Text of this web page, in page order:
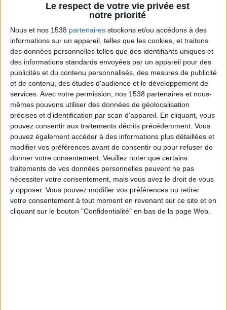
Le respect de votre vie privée est
notre priorité
Nous et nos 1538 partenaires stockons et/ou accédons à des
informations sur un appareil, telles que les cookies, et traitons
des données personnelles telles que des identifiants uniques et
des informations standards envoyées par un appareil pour des
publicités et du contenu personnalisés, des mesures de publicité
et de contenu, des études d'audience et le développement de
services. Avec votre permission, nos 1538 partenaires et nous-
mêmes pouvons utiliser des données de géolocalisation
précises et d’identification par scan d'appareil. En cliquant, vous
pouvez consentir aux traitements décrits précédemment. Vous
pouvez également accéder à des informations plus détaillées et
modifier vos préférences avant de consentir ou pour refuser de
donner votre consentement. Veuillez noter que certains
traitements de vos données personnelles peuvent ne pas
nécessiter votre consentement, mais vous avez le droit de vous
y opposer. Vous pouvez modifier vos préférences ou retirer
votre consentement à tout moment en revenant sur ce site et en
cliquant sur le bouton "Confidentialité" en bas de la page Web.
Savane, LU, Pepito, Harrys... Que valent vraiment
ces gâteaux ?
Webinaires en direct Voir tout
Peut-on remplacer la viande par des féculents ?
Consultation diététique du 05/08/2026